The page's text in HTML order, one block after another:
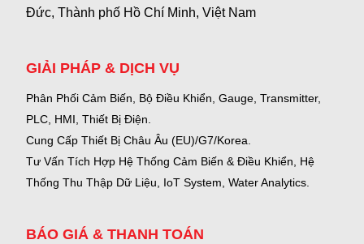
Đức, Thành phố Hồ Chí Minh, Việt Nam
GIẢI PHÁP & DỊCH VỤ
Phân Phối Cảm Biến, Bộ Điều Khiển, Gauge, Transmitter,
PLC, HMI, Thiết Bị Điện.
Cung Cấp Thiết Bị Châu Âu (EU)/G7/Korea.
Tư Vấn Tích Hợp Hệ Thống Cảm Biến & Điều Khiển, Hệ
Thống Thu Thập Dữ Liệu, IoT System, Water Analytics.
BÁO GIÁ & THANH TOÁN